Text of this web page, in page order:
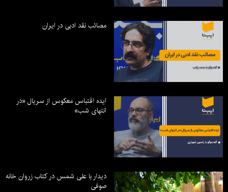
مصائب نقد ادبی در ایران
ایده اقتباس معکوس از سریال «در
انتهای شب»
دیدار با علی شمس در کتاب زروان خانه
صوفی